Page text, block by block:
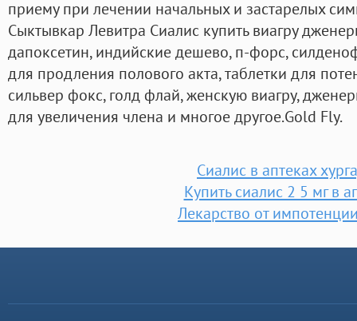
приему при лечении начальных и застарелых
Сыктывкар Левитра Сиалис купить виагру
дапоксетин, индийские дешево, п-форс,
для продления полового акта, таблетки для
сильвер фокс, голд флай, женскую виагру,
для увеличения члена и многое другое.Gold Fly.
Сиалис в аптеках
Купить сиалис 2 5 мг в
Лекарство от